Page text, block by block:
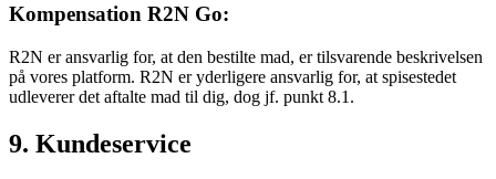
Kompensation R2N Go:
R2N er ansvarlig for, at den bestilte mad, er tilsvarende beskrivelsen
på vores platform. R2N er yderligere ansvarlig for, at spisestedet
udleverer det aftalte mad til dig, dog jf. punkt 8.1.
9. Kundeservice